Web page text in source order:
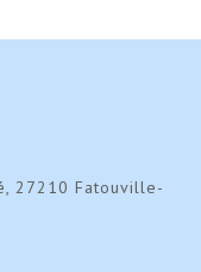
27210 Fatouville-